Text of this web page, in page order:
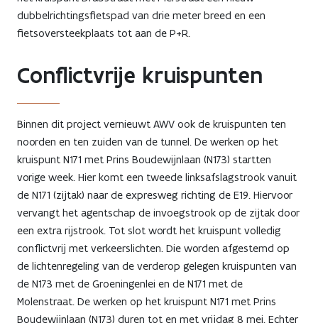
dubbelrichtingsfietspad van drie meter breed en een
fietsoversteekplaats tot aan de P+R.
Conflictvrije kruispunten
Binnen dit project vernieuwt AWV ook de kruispunten ten
noorden en ten zuiden van de tunnel. De werken op het
kruispunt N171 met Prins Boudewijnlaan (N173) startten
vorige week. Hier komt een tweede linksafslagstrook vanuit
de N171 (zijtak) naar de expresweg richting de E19. Hiervoor
vervangt het agentschap de invoegstrook op de zijtak door
een extra rijstrook. Tot slot wordt het kruispunt volledig
conflictvrij met verkeerslichten. Die worden afgestemd op
de lichtenregeling van de verderop gelegen kruispunten van
de N173 met de Groeningenlei en de N171 met de
Molenstraat. De werken op het kruispunt N171 met Prins
Boudewijnlaan (N173) duren tot en met vrijdag 8 mei. Echter